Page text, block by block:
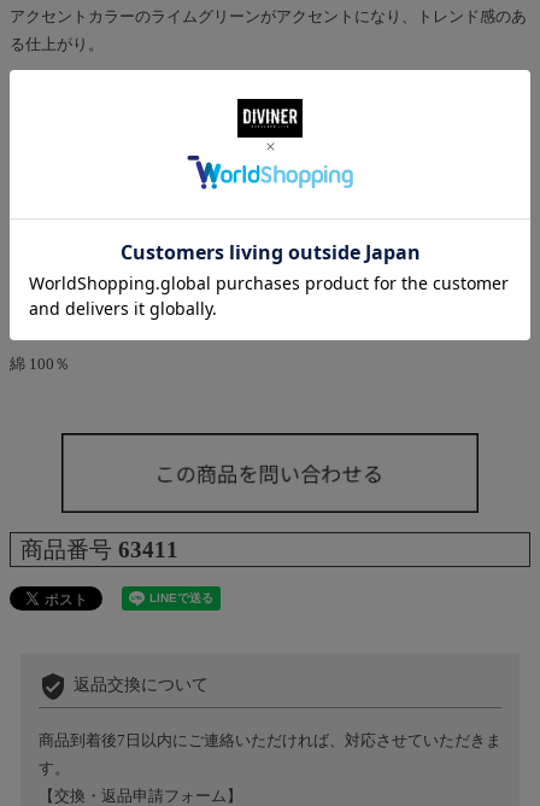
アクセントカラーのライムグリーンがアクセントになり、トレンド感のあ
る仕上がり。
バック面に配置された、インパクト抜群のトリプルコラボロゴは、今回の
コラボでしかお目にかかれない限定ロゴ。
MATERIAL 素材
綿 100％
商品番号 63411
verified_user 返品交換について
商品到着後7日以内にご連絡いただければ、対応させていただきま
す。
【交換・返品申請フォーム】